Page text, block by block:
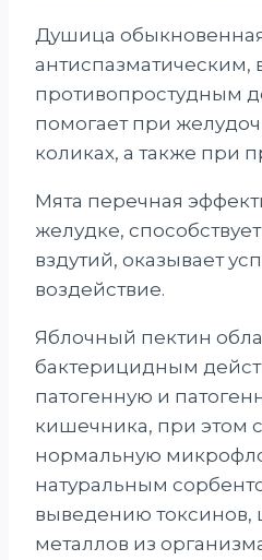
Душица
антиспазматическим,
противопростудным
помогает при
коликах, а также при
Мята перечная
желудке,
вздутий, оказывает
воздействие.
Яблочный пектин
бактерицидным
патогенную и
кишечника, при этом
нормальную
натуральным
выведению токсинов,
металлов из